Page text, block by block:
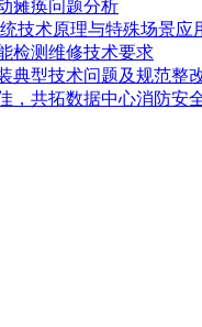
瘫痪问题分析
技术原理与特殊场景应
检测维修技术要求
典型技术问题及规范整
，共拓数据中心消防安